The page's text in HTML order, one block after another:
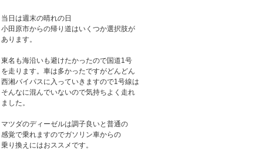
当日は週末の晴れの日
小田原市からの帰り道はいくつか選択肢が
あります。
東名も海沿いも避けたかったので国道1号
を走ります。車は多かったですがどんどん
西湘バイパスに入っていきますので1号線は
そんなに混んでいないので気持ちよく走れ
ました。
マツダのディーゼルは調子良いと普通の
感覚で乗れますのでガソリン車からの
乗り換えにはおススメです。